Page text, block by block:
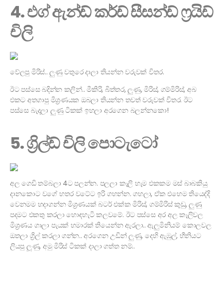
4. එග් ඇන්ඩ් කර්ඩ් සීසන්ඩ් ෆ්‍රයිඩ්
චිලි
වේලපු මිරිස්.. ලුණු වතුරෙ දාලා තියන්න වරුවක් විතර.
ඊට පස්සෙ බදින්න කලින්.. මීකිරි, බිත්තර, ලුණු, මිරිස්, ගම්මිරිස්, අබ
එකට අතගාපු මිශ්‍රණයක ඔබලා තියන්න තවත් වරුවක් විතර. ඊට
පස්සෙ බැදලා ලුණු ටිකක් ඉහලා අරගෙන බලන්නකො!
5. ග්‍රිල්ඩ් චිලි පොටැටෝ
අල ගෙඩි තම්බලා 4ට පලන්න. පලලා කෑලි හැම එකකම මස් බාබකියු
දානකොට වගේ හතර වටේට ඉරි ගහන්න. ගහලා, ඒක එහෙම තියෙද්දි
වෙනමම හදාගන්න මිශ්‍රණයක් බටර් එක්ක මිරිස්, ගම්මිරිස් කුඩු, ලුණු
පදමට එකතු කරලා හොඳහැටි කලවමේ. ඊට පස්සෙ අර අල කෑලිවල
මිශ්‍රණය ගාලා පැයක් හමාරක් තියෙන්න ඇරලා.. ඇලුමිනියම් කොලවල
ඔතලා ග්‍රිල් කරලා ගන්න.. අරගෙන උඩින් ලුණු, දෙහි ඇඹුල්, හීනියට
ලියපු ලූණු, අමු මිරිස් ටිකක් දාලා ගත්ත නම්..